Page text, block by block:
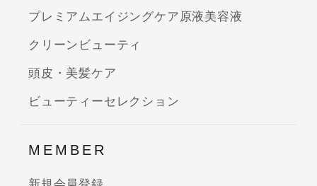
プレミアムエイジングケア原液美容液
クリーンビューティ
頭皮・美髪ケア
ビューティーセレクション
MEMBER